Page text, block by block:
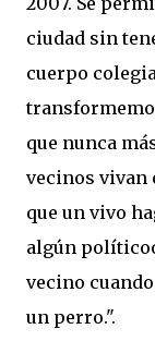
ciudad sin
cuerpo
que nunca
vecinos vivan
que un vivo
algún
vecino
un perro.".